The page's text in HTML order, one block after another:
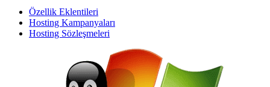
Özellik Eklentileri
Hosting Kampanyaları
Hosting Sözleşmeleri